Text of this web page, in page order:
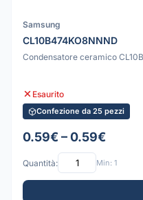
Samsung
CL10B474KO8NNND
Condensatore ceramico
Esaurito
Confezione da 25 pezzi
0.59€ – 0.59€
Quantità: Min: 1